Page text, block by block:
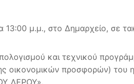
13:00 μ.μ., στο Δημαρχείο, σε
και τεχνικού
οικονομικών προσφορών) του